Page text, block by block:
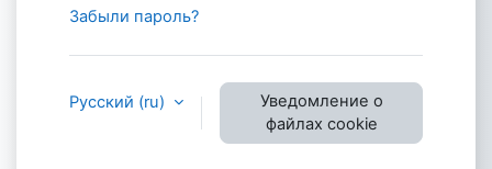
Забыли пароль?
Русский ‎(ru)‎
Уведомление о
файлах cookie